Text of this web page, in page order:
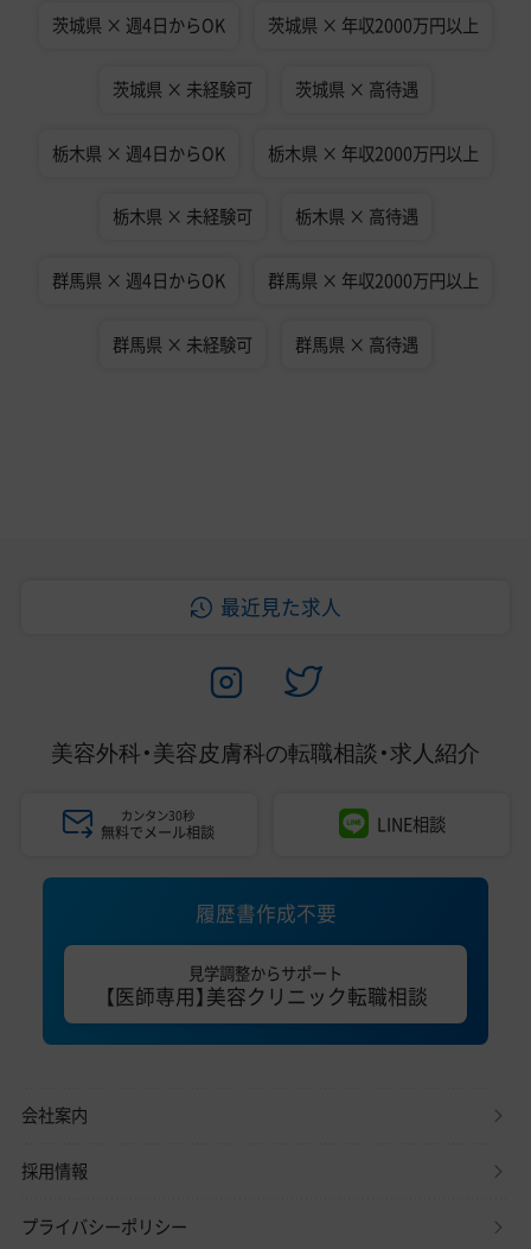
茨城県 × 週4日からOK 茨城県 × 年収2000万円以上
茨城県 × 未経験可 茨城県 × 高待遇
栃木県 × 週4日からOK 栃木県 × 年収2000万円以上
栃木県 × 未経験可 栃木県 × 高待遇
群馬県 × 週4日からOK 群馬県 × 年収2000万円以上
群馬県 × 未経験可 群馬県 × 高待遇
最近見た求人
美容外科・美容皮膚科の転職相談・求人紹介
カンタン30秒
無料でメール相談 LINE相談
履歴書作成不要
見学調整からサポート
【医師専用】美容クリニック転職相談
会社案内
採用情報
プライバシーポリシー